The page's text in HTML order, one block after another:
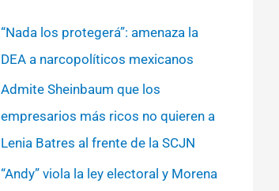
“Nada los protegerá”: amenaza la
DEA a narcopolíticos mexicanos
Admite Sheinbaum que los
empresarios más ricos no quieren a
Lenia Batres al frente de la SCJN
“Andy” viola la ley electoral y Morena